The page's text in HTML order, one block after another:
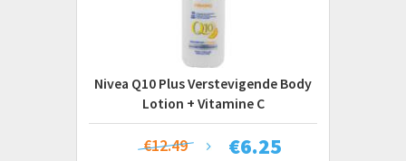
Nivea Q10 Plus Verstevigende Body
Lotion + Vitamine C
€6.25
€12.49